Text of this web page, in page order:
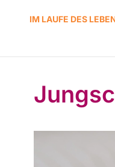
IM LAUFE DES